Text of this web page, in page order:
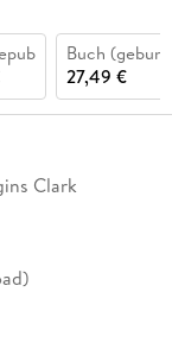
Buch
27,49 €
Clark